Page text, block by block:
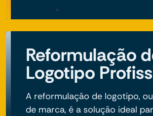
Reformulação
Logotipo
A reformulação de logotipo,
de marca, é a solução ideal